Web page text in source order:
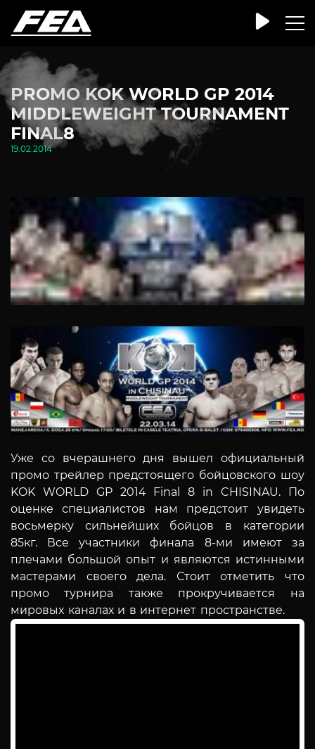
PROMO KOK WORLD GP 2014
MIDDLEWEIGHT TOURNAMENT
FINAL8
19.02.2014
Уже со вчерашнего дня вышел официальный
промо трейлер предстоящего бойцовского шоу
KOK WORLD GP 2014 Final 8 in CHISINAU.
По
оценке специалистов нам предстоит увидеть
восьмерку сильнейших бойцов в категории
85кг.
Все участники финала 8-ми имеют за
плечами большой опыт и являются истинными
мастерами своего дела. Стоит отметить что
промо турнира также прокручивается на
мировых каналах и в интернет пространстве.